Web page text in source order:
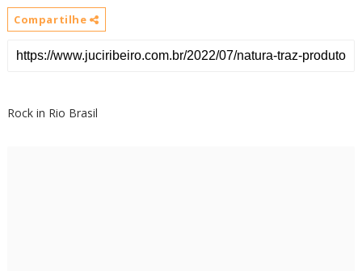
Compartilhe
Rock in Rio Brasil